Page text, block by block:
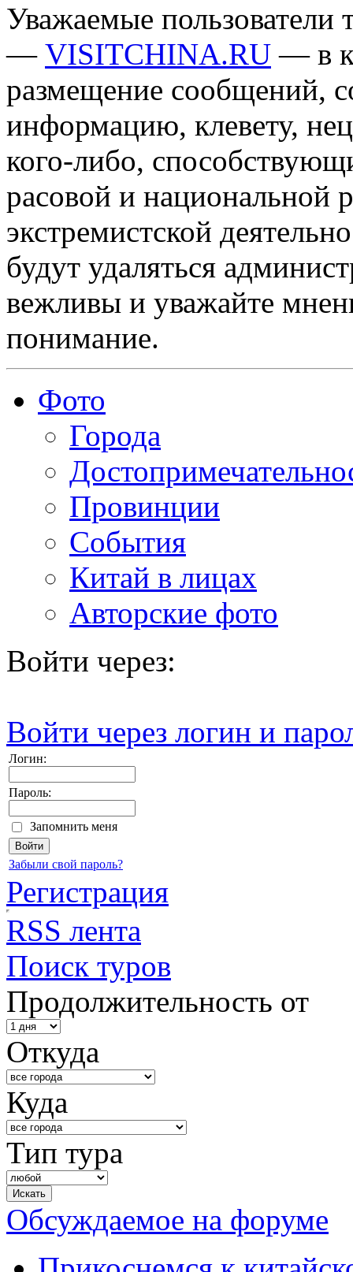
Уважаемые пользователи
— VISITCHINA.RU — в
размещение сообщений,
информацию, клевету,
кого-либо,
расовой и национальной
экстремистской
будут удаляться
вежливы и уважайте
понимание.
Фото
Города
Провинции
События
Китай в лицах
Авторские фото
Войти через:
Войти через логин и
Логин:
Пароль:
Запомнить меня
Забыли свой пароль?
Регистрация
RSS лента
Поиск туров
Продолжительность от
Откуда
Куда
Тип тура
Обсуждаемое на форуме